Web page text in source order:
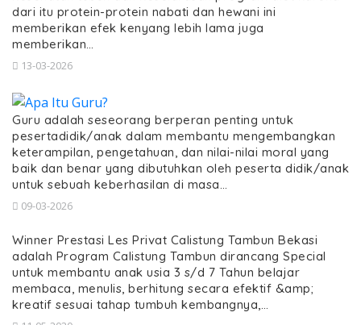
dari itu protein-protein nabati dan hewani ini
memberikan efek kenyang lebih lama juga
memberikan…
13-03-2026
Guru adalah seseorang berperan penting untuk
pesertadidik/anak dalam membantu mengembangkan
keterampilan, pengetahuan, dan nilai-nilai moral yang
baik dan benar yang dibutuhkan oleh peserta didik/anak
untuk sebuah keberhasilan di masa…
09-03-2026
Winner Prestasi Les Privat Calistung Tambun Bekasi
adalah Program Calistung Tambun dirancang Special
untuk membantu anak usia 3 s/d 7 Tahun belajar
membaca, menulis, berhitung secara efektif &amp;
kreatif sesuai tahap tumbuh kembangnya,…